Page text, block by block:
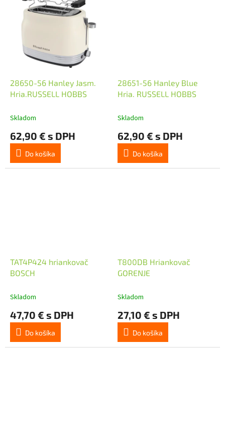
28650-56 Hanley Jasm.
Hria.RUSSELL HOBBS
Skladom
62,90 € s DPH
Do košíka
28651-56 Hanley Blue
Hria. RUSSELL HOBBS
Skladom
62,90 € s DPH
Do košíka
TAT4P424 hriankovač
BOSCH
Skladom
47,70 € s DPH
Do košíka
T800DB Hriankovač
GORENJE
Skladom
27,10 € s DPH
Do košíka